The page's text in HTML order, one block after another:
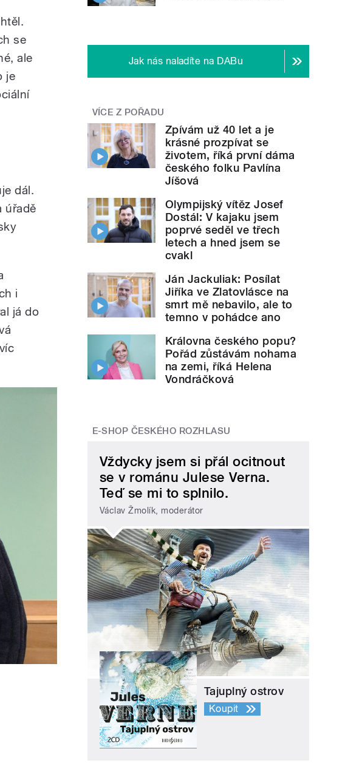
se
ale
je
dál.
úřadě
i
já do
Jak nás naladíte na DABu
VÍCE Z POŘADU
Zpívám už 40 let a je
krásné prozpívat se
životem, říká první dáma
českého folku Pavlína
Jíšová
Olympijský vítěz Josef
Dostál: V kajaku jsem
poprvé seděl ve třech
letech a hned jsem se
cvakl
Ján Jackuliak: Posílat
Jiříka ve Zlatovlásce na
smrt mě nebavilo, ale to
temno v pohádce ano
Královna českého popu?
Pořád zůstávám nohama
na zemi, říká Helena
Vondráčková
E-SHOP ČESKÉHO ROZHLASU
Vždycky jsem si přál ocitnout
se v románu Julese Verna.
Teď se mi to splnilo.
Václav Žmolík, moderátor
Tajuplný ostrov
Koupit